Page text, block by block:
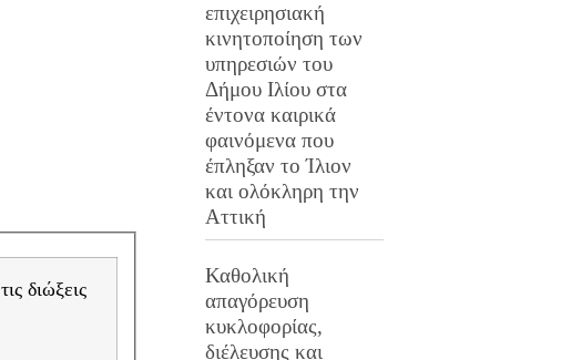
επιχειρησιακή
κινητοποίηση των
υπηρεσιών του
Δήμου Ιλίου στα
έντονα καιρικά
φαινόμενα που
έπληξαν το Ίλιον
και ολόκληρη την
Αττική
Καθολική
απαγόρευση
κυκλοφορίας,
διέλευσης και